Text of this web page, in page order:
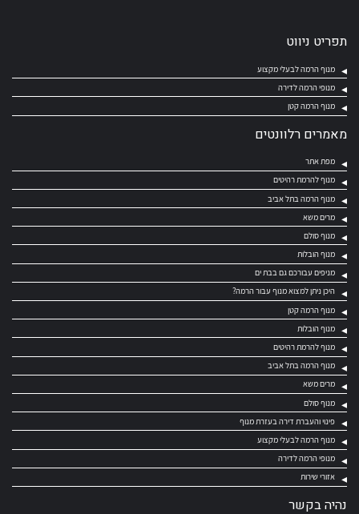
תפריט ניווט
מנוף הרמה לבעלי מקצוע
מנופי הרמה לדירה
מנוף הרמה קטן
מאמרים רלוונטים
מפת אתר
מנוף להרמת רהיטים
מנוף הרמה בתל אביב
מרים משא
מנוף סולם
מנוף הובלות
מניפים עבורכם גם בבת ים
היכן ניתן למצוא מנוף עבור הרמה?
מנוף הרמה קטן
מנוף הובלות
מנוף להרמת רהיטים
מנוף הרמה בתל אביב
מרים משא
מנוף סולם
פינוי והעברת דירה בעזרת מנוף
מנוף הרמה לבעלי מקצוע
מנופי הרמה לדירה
אזורי שירות
נהיה בקשר